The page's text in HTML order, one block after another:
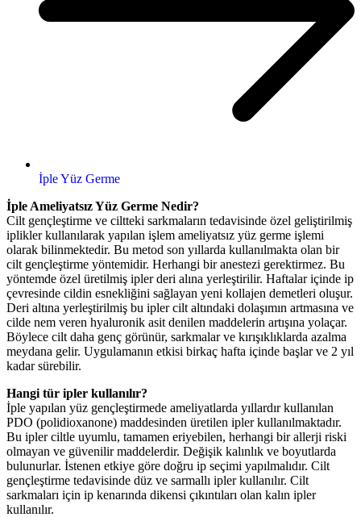
İple Yüz Germe
İple Ameliyatsız Yüz Germe Nedir?
Cilt gençleştirme ve ciltteki sarkmaların tedavisinde özel geliştirilmiş
iplikler kullanılarak yapılan işlem ameliyatsız yüz germe işlemi
olarak bilinmektedir. Bu metod son yıllarda kullanılmakta olan bir
cilt gençleştirme yöntemidir. Herhangi bir anestezi gerektirmez. Bu
yöntemde özel üretilmiş ipler deri alına yerleştirilir. Haftalar içinde ip
çevresinde cildin esnekliğini sağlayan yeni kollajen demetleri oluşur.
Deri altına yerleştirilmiş bu ipler cilt altındaki dolaşımın artmasına ve
cilde nem veren hyaluronik asit denilen maddelerin artışına yolaçar.
Böylece cilt daha genç görünür, sarkmalar ve kırışıklıklarda azalma
meydana gelir. Uygulamanın etkisi birkaç hafta içinde başlar ve 2 yıl
kadar sürebilir.
Hangi tür ipler kullanılır?
İple yapılan yüz gençleştirmede ameliyatlarda yıllardır kullanılan
PDO (polidioxanone) maddesinden üretilen ipler kullanılmaktadır.
Bu ipler ciltle uyumlu, tamamen eriyebilen, herhangi bir allerji riski
olmayan ve güvenilir maddelerdir. Değişik kalınlık ve boyutlarda
bulunurlar. İstenen etkiye göre doğru ip seçimi yapılmalıdır. Cilt
gençleştirme tedavisinde düz ve sarmallı ipler kullanılır. Cilt
sarkmaları için ip kenarında dikensi çıkıntıları olan kalın ipler
kullanılır.